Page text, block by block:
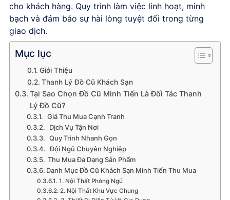
cho khách hàng. Quy trình làm việc linh hoạt, minh
bạch và đảm bảo sự hài lòng tuyệt đối trong từng
giao dịch.
Mục lục
Giới Thiệu
Thanh Lý Đồ Cũ Khách Sạn
Tại Sao Chọn Đồ Cũ Minh Tiến Là Đối Tác Thanh
Lý Đồ Cũ?
Giá Thu Mua Cạnh Tranh
Dịch Vụ Tận Nơi
Quy Trình Nhanh Gọn
Đội Ngũ Chuyên Nghiệp
Thu Mua Đa Dạng Sản Phẩm
Danh Mục Đồ Cũ Khách Sạn Minh Tiến Thu Mua
1. Nội Thất Phòng Ngủ
2. Nội Thất Khu Vực Chung